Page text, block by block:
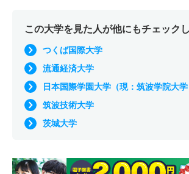
この大学を見た人が他にもチェック
つくば国際大学
流通経済大学
日本国際学園大学（現：筑波学院大学
筑波技術大学
茨城大学